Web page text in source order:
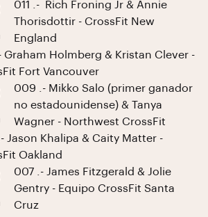
011 .- Rich Froning Jr & Annie
Thorisdottir - CrossFit New
England
Graham Holmberg & Kristan Clever -
Fort Vancouver
009 .- Mikko Salo (primer ganador
no estadounidense) & Tanya
Wagner - Northwest CrossFit
Jason Khalipa & Caity Matter -
Oakland
007 .- James Fitzgerald & Jolie
Gentry - Equipo CrossFit Santa
Cruz